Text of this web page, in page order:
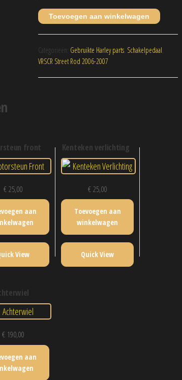
Toevoegen aan winkelwagen
Categorieën: Gebruikte Harley parts, Schakelpedaal
VRSCR Street Rod 2006-2007
front
€25,00
aan
View
kenteken verlichting
€25,00
Toevoegen aan
winkelwagen
Quick View
€ 190,00
aan